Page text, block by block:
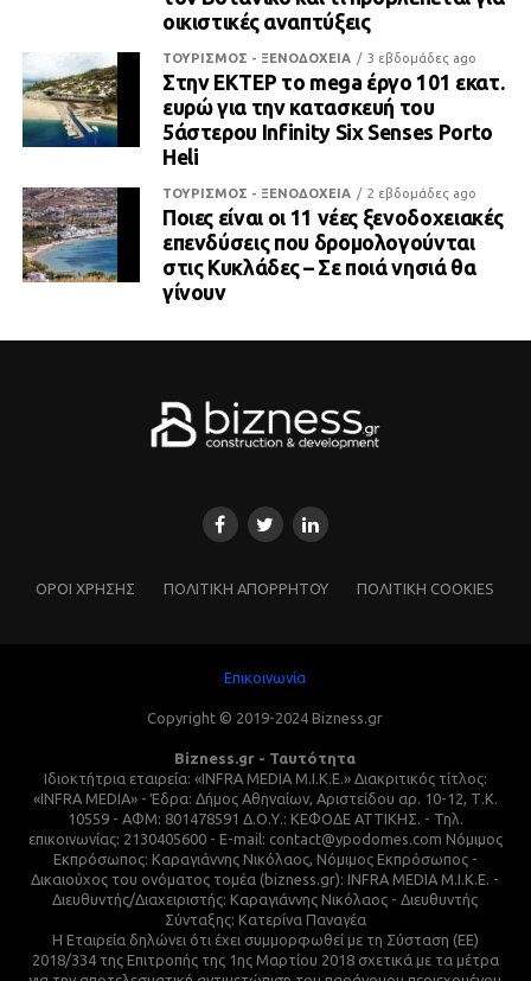
οικιστικές αναπτύξεις
ΤΟΥΡΙΣΜΟΣ - ΞΕΝΟΔΟΧΕΙΑ 3 εβδομάδες ago
Στην ΕΚΤΕΡ το mega έργο 101 εκατ.
ευρώ για την κατασκευή του
5άστερου Infinity Six Senses Porto
Heli
ΤΟΥΡΙΣΜΟΣ - ΞΕΝΟΔΟΧΕΙΑ 2 εβδομάδες ago
Ποιες είναι οι 11 νέες ξενοδοχειακές
επενδύσεις που δρομολογούνται
στις Κυκλάδες – Σε ποιά νησιά θα
γίνουν
ΌΡΟΙ ΧΡΗΣΗΣ ΠΟΛΙΤΙΚΗ ΑΠΟΡΡΗΤΟΥ ΠΟΛΙΤΙΚΗ COOKIES
Επικοινωνία
Copyright © 2019-2024 Bizness.gr
Bizness.gr - Ταυτότητα
Ιδιοκτήτρια εταιρεία: «INFRA MEDIA M.I.K.E.» Διακριτικός τίτλος:
«INFRA MEDIA» - Έδρα: Δήμος Αθηναίων, Αριστείδου αρ. 10-12, Τ.Κ.
10559 - ΑΦΜ: 801478591 Δ.Ο.Υ.: ΚΕΦΟΔΕ ΑΤΤΙΚΗΣ. - Τηλ.
επικοινωνίας: 2130405600 - E-mail: contact@ypodomes.com Νόμιμος
Εκπρόσωπος: Καραγιάννης Νικόλαος, Νόμιμος Εκπρόσωπος -
Δικαιούχος του ονόματος τομέα (bizness.gr): INFRA MEDIA M.I.K.E. -
Διευθυντής/Διαχειριστής: Καραγιάννης Νικόλαος - Διευθυντής
Σύνταξης: Κατερίνα Παναγέα
Η Εταιρεία δηλώνει ότι έχει συμμορφωθεί με τη Σύσταση (ΕΕ)
2018/334 της Επιτροπής της 1ης Μαρτίου 2018 σχετικά με τα μέτρα